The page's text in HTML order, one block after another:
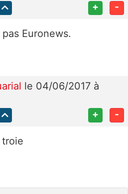
+ -
Euronews.
le 04/06/2017 à
+ -